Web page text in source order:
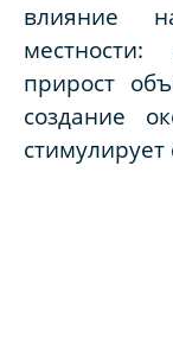
влияние
прирост
созда­ние